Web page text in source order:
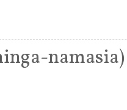
namasia)